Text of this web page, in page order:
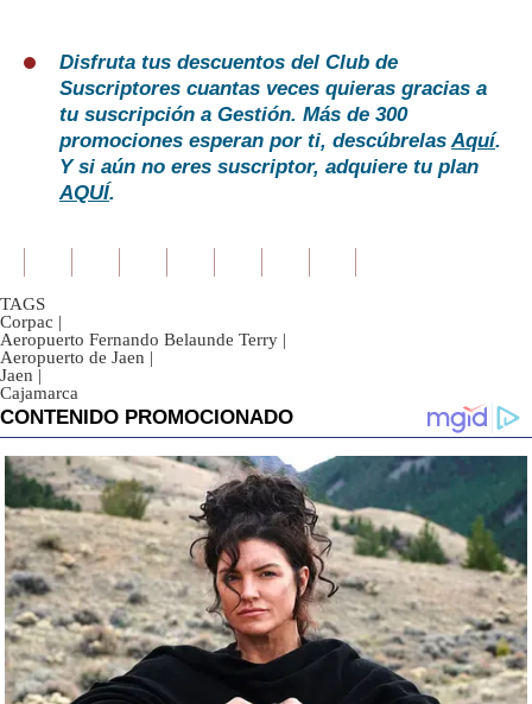
Disfruta tus descuentos del Club de
Suscriptores cuantas veces quieras gracias a
tu suscripción a Gestión. Más de 300
promociones esperan por ti, descúbrelasAquí.
Y si aún no eres suscriptor, adquiere tu plan
AQUÍ.
TAGS
Corpac |
Aeropuerto Fernando Belaunde Terry |
Aeropuerto de Jaen |
Jaen |
Cajamarca